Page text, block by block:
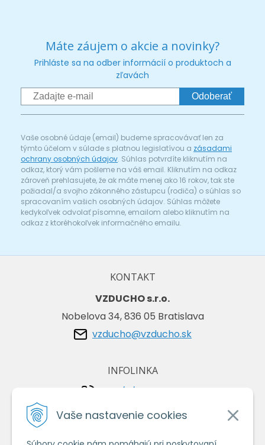
Vaše nastavenie cookies
Máte záujem o akcie a novinky?
Prihláste sa na odber informácií o produktoch a
zľavách
Odoberať
Vaše osobné údaje (email) budeme spracovávať len za
týmto účelom v súlade s platnou legislatívou a zásadami
ochrany osobných údajov. Súhlas potvrdíte kliknutím na
odkaz, ktorý vám pošleme na váš email. Kliknutím na odkaz
zároveň prehlasujete, že ak máte menej ako 16 rokov, tak ste
požiadal/a svojho zákonného zástupcu (rodiča) o súhlas so
spracovaním vašich osobných údajov. Súhlas môžete
kedykoľvek odvolať písomne, emailom alebo kliknutím na
odkaz z ktoréhokoľvek informačného emailu.
KONTAKT
VZDUCHO s.r.o.
Nobelova 34, 836 05 Bratislava
vzducho@vzducho.sk
INFOLINKA
+421/2/4464 0134
+421/903 729 042